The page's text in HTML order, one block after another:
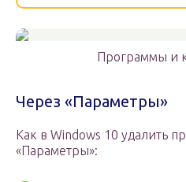
Программы и
Через «Параметры»
Как в Windows 10 удалить
«Параметры»: